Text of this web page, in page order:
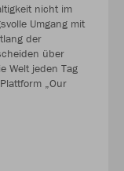
nicht im
Umgang mit
der
über
Welt jeden Tag
„Our